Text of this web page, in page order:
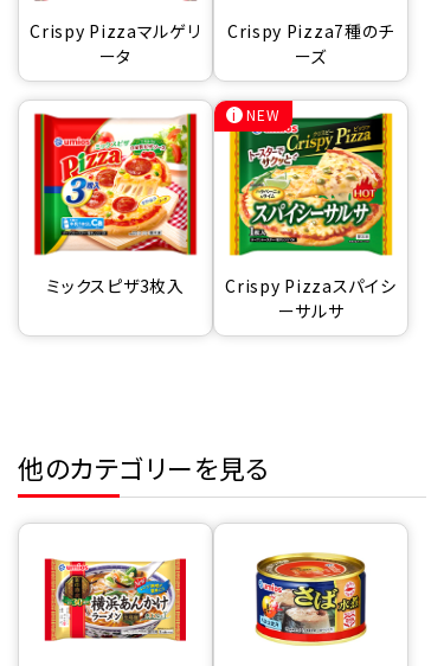
Crispy Pizzaマルゲリ
ータ
Crispy Pizza7種のチ
ーズ
ミックスピザ3枚入
Crispy Pizzaスパイシ
ーサルサ
NEW
他のカテゴリーを見る